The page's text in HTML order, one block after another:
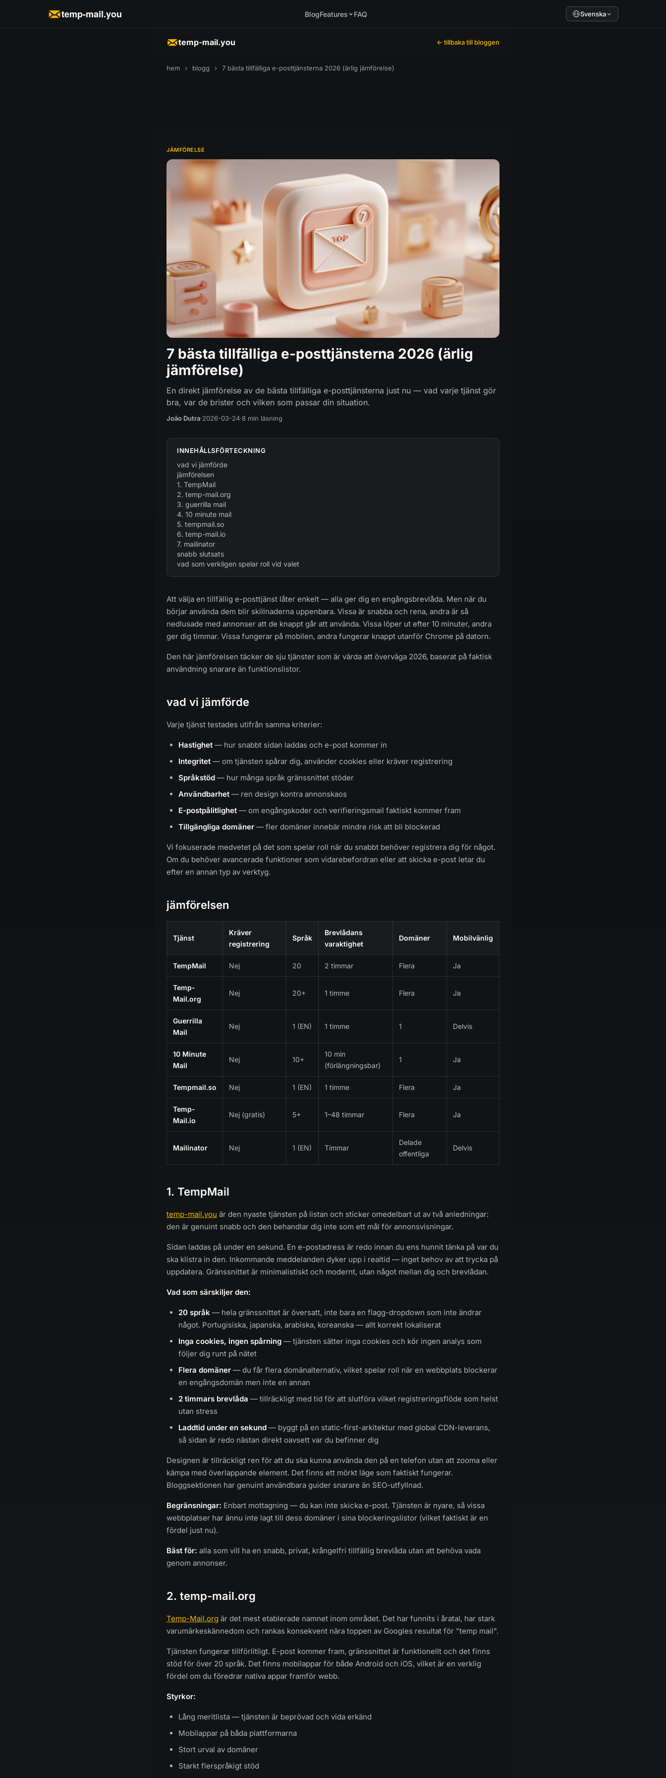
temp-mail.you BlogFeatures FAQ Svenska
temp-mail.you ← tillbaka till bloggen
hem › blogg › 7 bästa tillfälliga e-posttjänsterna 2026 (ärlig jämförelse)
JÄMFÖRELSE
7 bästa tillfälliga e-posttjänsterna 2026 (ärlig
jämförelse)
En direkt jämförelse av de bästa tillfälliga e-posttjänsterna just nu — vad varje tjänst gör
bra, var de brister och vilken som passar din situation.
João Dutra·2026-03-24·8 min läsning
INNEHÅLLSFÖRTECKNING
vad vi jämförde
jämförelsen
1. TempMail
2. temp-mail.org
3. guerrilla mail
4. 10 minute mail
5. tempmail.so
6. temp-mail.io
7. mailinator
snabb slutsats
vad som verkligen spelar roll vid valet
Att välja en tillfällig e-posttjänst låter enkelt — alla ger dig en engångsbrevlåda. Men när du
börjar använda dem blir skillnaderna uppenbara. Vissa är snabba och rena, andra är så
nedlusade med annonser att de knappt går att använda. Vissa löper ut efter 10 minuter, andra
ger dig timmar. Vissa fungerar på mobilen, andra fungerar knappt utanför Chrome på datorn.
Den här jämförelsen täcker de sju tjänster som är värda att överväga 2026, baserat på faktisk
användning snarare än funktionslistor.
vad vi jämförde
Varje tjänst testades utifrån samma kriterier:
Hastighet — hur snabbt sidan laddas och e-post kommer in
Integritet — om tjänsten spårar dig, använder cookies eller kräver registrering
Språkstöd — hur många språk gränssnittet stöder
Användbarhet — ren design kontra annonskaos
E-postpålitlighet — om engångskoder och verifieringsmail faktiskt kommer fram
Tillgängliga domäner — fler domäner innebär mindre risk att bli blockerad
Vi fokuserade medvetet på det som spelar roll när du snabbt behöver registrera dig för något.
Om du behöver avancerade funktioner som vidarebefordran eller att skicka e-post letar du
efter en annan typ av verktyg.
jämförelsen
Tjänst
Kräver
registrering
Språk
Brevlådans
varaktighet
Domäner Mobilvänlig
TempMail Nej 20 2 timmar Flera Ja
Temp-
Mail.org
Nej 20+ 1 timme Flera Ja
Guerrilla
Mail
Nej 1 (EN) 1 timme 1 Delvis
10 Minute
Mail
Nej 10+
10 min
(förlängningsbar)
1 Ja
Tempmail.so Nej 1 (EN) 1 timme Flera Ja
Temp-
Mail.io
Nej (gratis) 5+ 1–48 timmar Flera Ja
Mailinator Nej 1 (EN) Timmar
Delade
offentliga
Delvis
1. TempMail
temp-mail.you är den nyaste tjänsten på listan och sticker omedelbart ut av två anledningar:
den är genuint snabb och den behandlar dig inte som ett mål för annonsvisningar.
Sidan laddas på under en sekund. En e-postadress är redo innan du ens hunnit tänka på var du
ska klistra in den. Inkommande meddelanden dyker upp i realtid — inget behov av att trycka på
uppdatera. Gränssnittet är minimalistiskt och modernt, utan något mellan dig och brevlådan.
Vad som särskiljer den:
20 språk — hela gränssnittet är översatt, inte bara en flagg-dropdown som inte ändrar
något. Portugisiska, japanska, arabiska, koreanska — allt korrekt lokaliserat
Inga cookies, ingen spårning — tjänsten sätter inga cookies och kör ingen analys som
följer dig runt på nätet
Flera domäner — du får flera domänalternativ, vilket spelar roll när en webbplats blockerar
en engångsdomän men inte en annan
2 timmars brevlåda — tillräckligt med tid för att slutföra vilket registreringsflöde som helst
utan stress
Laddtid under en sekund — byggt på en static-first-arkitektur med global CDN-leverans,
så sidan är redo nästan direkt oavsett var du befinner dig
Designen är tillräckligt ren för att du ska kunna använda den på en telefon utan att zooma eller
kämpa med överlappande element. Det finns ett mörkt läge som faktiskt fungerar.
Bloggsektionen har genuint användbara guider snarare än SEO-utfyllnad.
Begränsningar: Enbart mottagning — du kan inte skicka e-post. Tjänsten är nyare, så vissa
webbplatser har ännu inte lagt till dess domäner i sina blockeringslistor (vilket faktiskt är en
fördel just nu).
Bäst för: alla som vill ha en snabb, privat, krångelfri tillfällig brevlåda utan att behöva vada
genom annonser.
2. temp-mail.org
Temp-Mail.org är det mest etablerade namnet inom området. Det har funnits i åratal, har stark
varumärkeskännedom och rankas konsekvent nära toppen av Googles resultat för "temp mail".
Tjänsten fungerar tillförlitligt. E-post kommer fram, gränssnittet är funktionellt och det finns
stöd för över 20 språk. Det finns mobilappar för både Android och iOS, vilket är en verklig
fördel om du föredrar nativa appar framför webb.
Styrkor:
Lång meritlista — tjänsten är beprövad och vida erkänd
Mobilappar på båda plattformarna
Stort urval av domäner
Starkt flerspråkigt stöd